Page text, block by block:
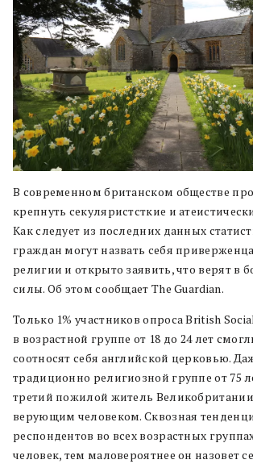
В современном британском обществе
крепнуть секуляристсткие и
Как следует из последних данных
граждан могут назвать себя
религии и открыто заявить, что верят в
силы. Об этом сообщает The Guardian.
Только 1% участников опроса British
в возрастной группе от 18 до 24 лет
соотносят себя английской церковью.
традиционно религиозной группе от 75
третий пожилой житель
верующим человеком. Сквозная
респондентов во всех возрастных
человек, тем маловероятнее он назовет